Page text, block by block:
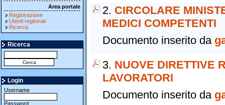
Area portale
Registrazione
Utenti registrati
Ricerca
Ricerca
Login
Username
Password
2. CIRCOLARE
MEDICI COMPETENTI
Documento inserito da
3. NUOVE DIRETTIVE
LAVORATORI
Documento inserito da